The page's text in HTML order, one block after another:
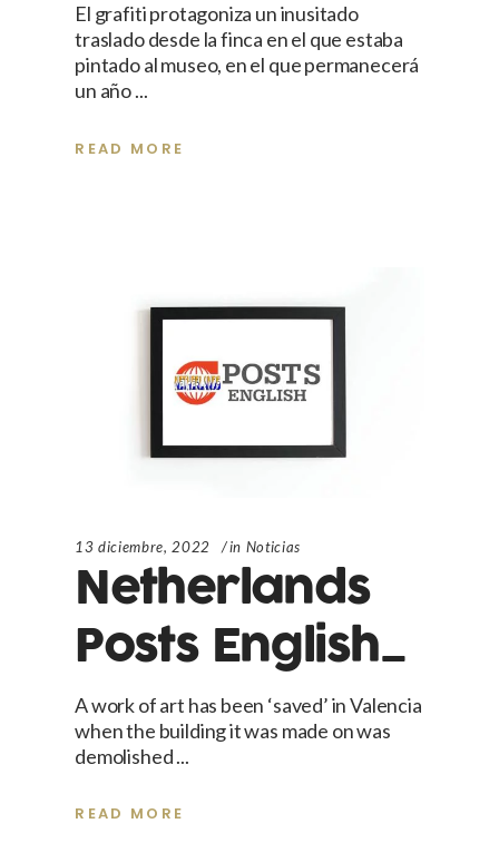
El grafiti protagoniza un inusitado
traslado desde la finca en el que estaba
pintado al museo, en el que permanecerá
un año
READ MORE
13 diciembre, 2022 in Noticias
Netherlands
Posts English_
A work of art has been ‘saved’ in Valencia
when the building it was made on was
demolished
READ MORE